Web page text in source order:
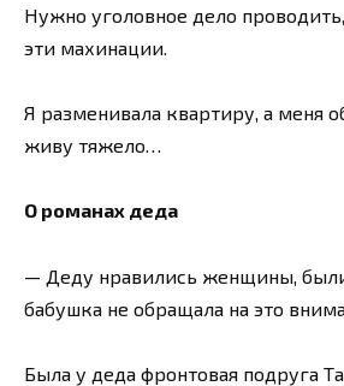
Нужно уголовное дело
эти махинации.
Я разменивала квартиру, а меня
живу тяжело…
О романах деда
— Деду нравились женщины,
бабушка не обращала на это
Была у деда фронтовая подруга